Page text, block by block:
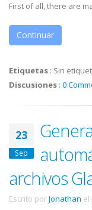
First of all, there are
Continuar
Etiquetas : Sin
Discusiones : 0
23
Sep
archivos
Escrito porJonathan el